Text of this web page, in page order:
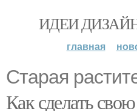
ИДЕИ
главная
Старая
Как сделать